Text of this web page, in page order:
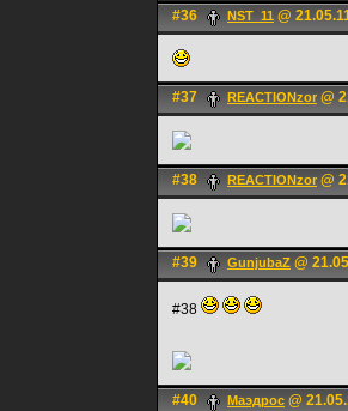
#36 NST_11 @
#37 REACTIONzor @
#38 REACTIONzor @
#39 GunjubaZ @
#38
#40 Маэдрос @